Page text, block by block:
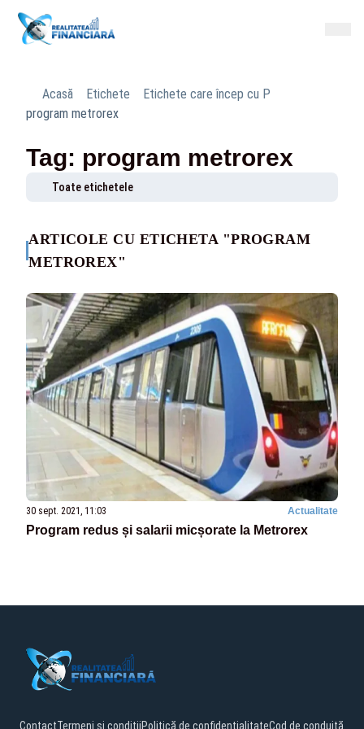
Acasă Etichete
Etichete care încep cu P
program metrorex
Tag: program metrorex
Toate etichetele
ARTICOLE CU ETICHETA "PROGRAM
METROREX"
30 sept. 2021, 11:03 Actualitate
Program redus și salarii micșorate la Metrorex
ContactTermeni și condițiiPolitică de confidențialitateCod de conduită